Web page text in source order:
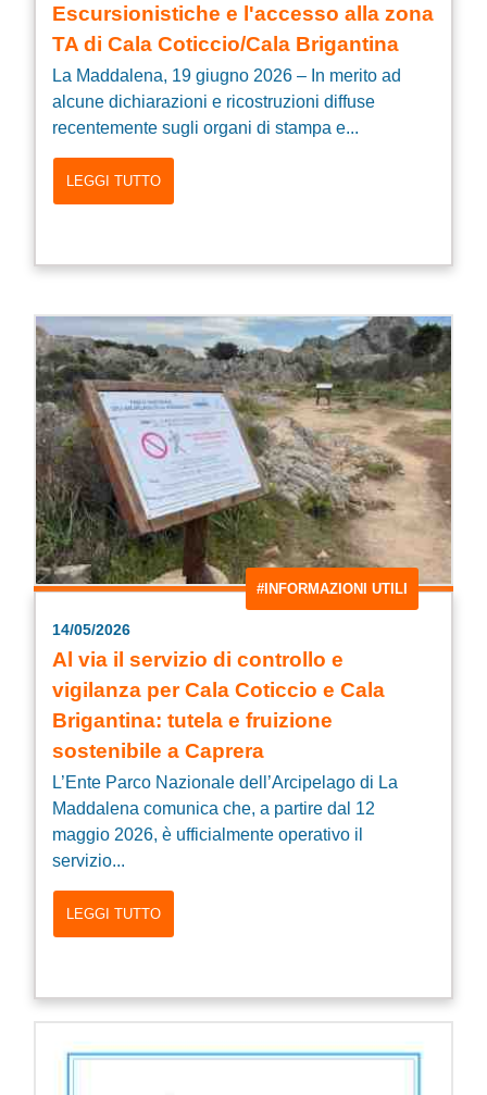
Escursionistiche e l'accesso alla zona
TA di Cala Coticcio/Cala Brigantina
La Maddalena, 19 giugno 2026 – In merito ad
alcune dichiarazioni e ricostruzioni diffuse
recentemente sugli organi di stampa e...
LEGGI TUTTO
#INFORMAZIONI UTILI
14/05/2026
Al via il servizio di controllo e
vigilanza per Cala Coticcio e Cala
Brigantina: tutela e fruizione
sostenibile a Caprera
L’Ente Parco Nazionale dell’Arcipelago di La
Maddalena comunica che, a partire dal 12
maggio 2026, è ufficialmente operativo il
servizio...
LEGGI TUTTO